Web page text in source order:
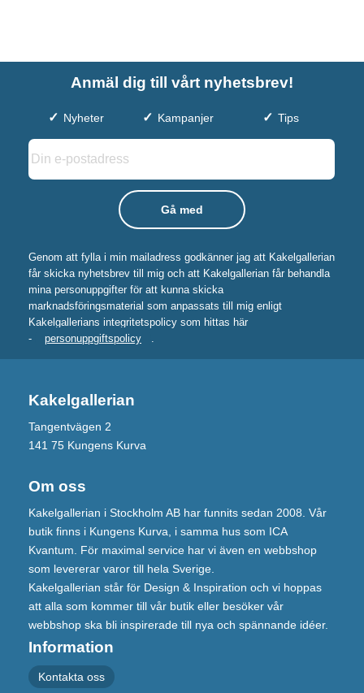
Anmäl dig till vårt nyhetsbrev!
Nyheter Kampanjer Tips
Genom att fylla i min mailadress godkänner jag att Kakelgallerian
får skicka nyhetsbrev till mig och att Kakelgallerian får behandla
mina personuppgifter för att kunna skicka
marknadsföringsmaterial som anpassats till mig enligt
Kakelgallerians integritetspolicy som hittas här
-
personuppgiftspolicy .
Kakelgallerian
Tangentvägen 2
141 75 Kungens Kurva
Om oss
Kakelgallerian i Stockholm AB har funnits sedan 2008. Vår
butik finns i Kungens Kurva, i samma hus som ICA
Kvantum. För maximal service har vi även en webbshop
som levererar varor till hela Sverige.
Kakelgallerian står för Design & Inspiration och vi hoppas
att alla som kommer till vår butik eller besöker vår
webbshop ska bli inspirerade till nya och spännande idéer.
Information
Kontakta oss